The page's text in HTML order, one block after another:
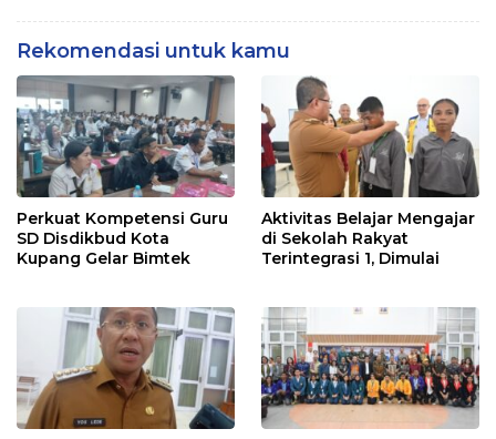
Rekomendasi untuk kamu
Perkuat Kompetensi Guru
SD Disdikbud Kota
Kupang Gelar Bimtek
Aktivitas Belajar Mengajar
di Sekolah Rakyat
Terintegrasi 1, Dimulai